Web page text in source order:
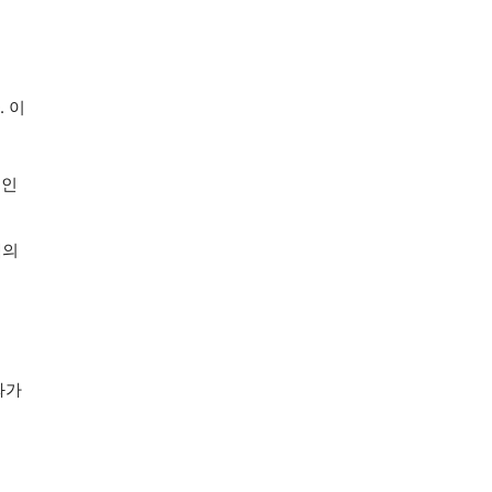
이
가